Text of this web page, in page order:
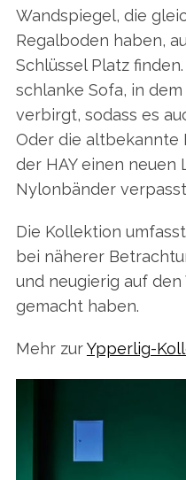
Wandspiegel, die
Regalboden haben,
Schlüssel Platz
schlanke Sofa, in
verbirgt, sodass es
Oder die altbekannte
der HAY einen neuen
Nylonbänder
Die Kollektion
bei näherer
und neugierig auf
gemacht haben.
Mehr zurYpperlig-